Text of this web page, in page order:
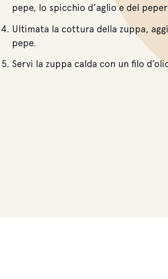
pepe, lo spicchio d’aglio e del
Ultimata la cottura della zuppa,
pepe.
Servi la zuppa calda con un filo